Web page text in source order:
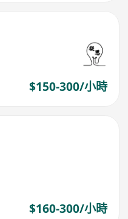
$150-300/小時
$160-300/小時